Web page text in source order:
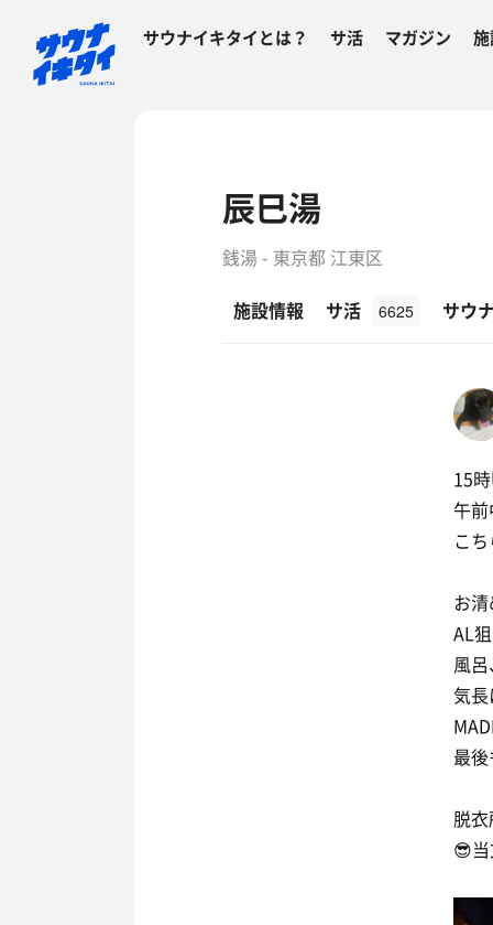
サウナイキタイとは？ サ活 マガジン
辰巳湯
銭湯 - 東京都 江東区
施設情報
サ活 6625 サウ
15
午
こ
お
AL
風
気
最
脱
😎